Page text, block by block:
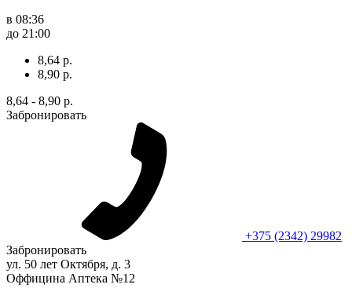
в 08:36
до 21:00
8,64 р.
8,90 р.
8,64 - 8,90 р.
Забронировать
+375 (2342) 29982
Забронировать
ул. 50 лет Октября, д. 3
Оффицина Аптека №12